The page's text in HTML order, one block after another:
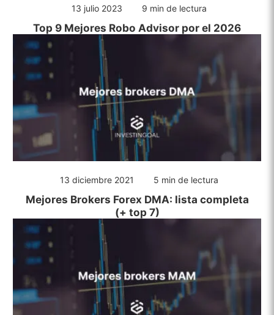
13 julio 2023 9 min de lectura
Top 9 Mejores Robo Advisor por el 2026
13 diciembre 2021 5 min de lectura
Mejores Brokers Forex DMA: lista completa
(+ top 7)